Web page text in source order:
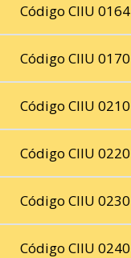
Código CIIU 0164
Código CIIU 0170
Código CIIU 0210
Código CIIU 0220
Código CIIU 0230
Código CIIU 0240